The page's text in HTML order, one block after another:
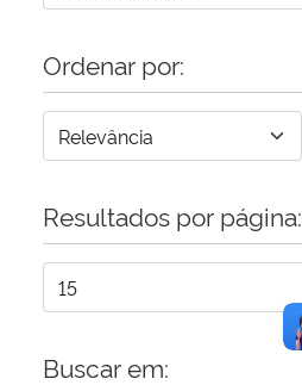
Advocacia-Geral da União
Banco Central do Brasil
Ordenar por:
Resultados por página:
Buscar em: